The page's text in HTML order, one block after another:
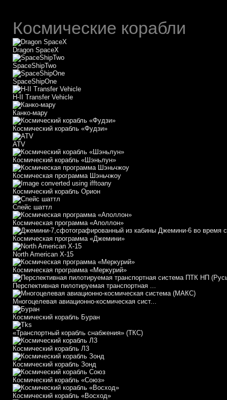
Космические корабли
Dragon SpaceX
SpaceShipTwo
SpaceShipOne
H-II Transfer Vehicle
Канко-мару
Космический корабль «Фудзи»
АТV
Космический корабль «Шэньлун»
Космическая программа Шэньчжоу
Космический корабль Орион
Спейс шаттл
Космическая программа «Аполлон»
Космическая программа «Джемини»
North American X-15
Космическая программа «Меркурий»
Перспективная пилотируемая транспортная ...
Многоцелевая авиационно-космическая сист...
Космический корабль Буран
«Транспортный корабль снабжения» (ТКС)
Космический корабль Л3
Космический корабль Зонд
Космический корабль «Союз»
Космический корабль «Восход»